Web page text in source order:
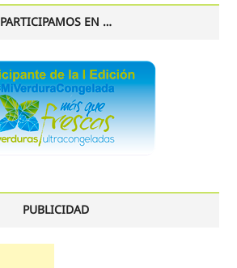
PARTICIPAMOS EN …
PUBLICIDAD